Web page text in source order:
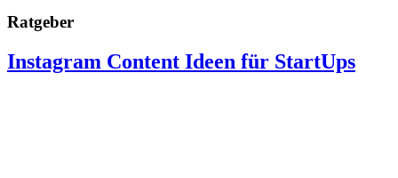
Ratgeber
Instagram Content Ideen für StartUps